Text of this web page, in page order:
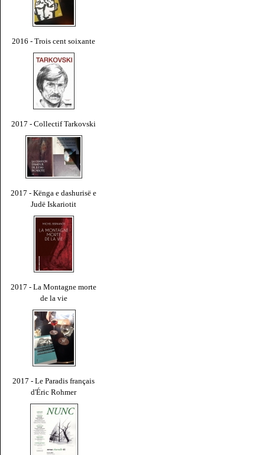
2016 - Trois cent soixante
2017 - Collectif Tarkovski
2017 - Kënga e dashurisë e
Judë Iskariotit
2017 - La Montagne morte
de la vie
2017 - Le Paradis français
d'Éric Rohmer